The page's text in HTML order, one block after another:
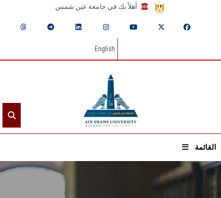
أهلاً بك في جامعة عين شمس
English
القائمة
الرئيسيـة